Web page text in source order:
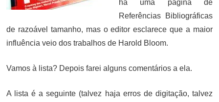
há uma página de
Referências Bibliográficas
de razoável tamanho, mas o editor esclarece que a maior
influência veio dos trabalhos de Harold Bloom.
Vamos à lista? Depois farei alguns comentários a ela.
A lista é a seguinte (talvez haja erros de digitação, talvez